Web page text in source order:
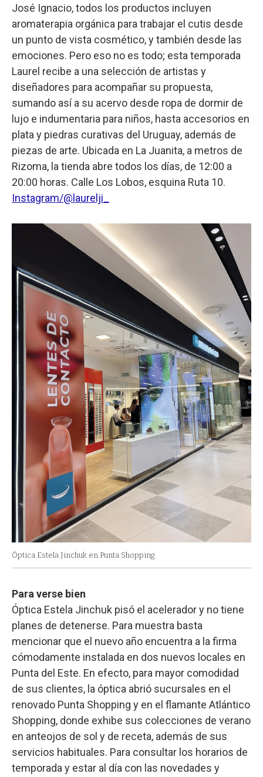
José Ignacio, todos los productos incluyen
aromaterapia orgánica para trabajar el cutis desde
un punto de vista cosmético, y también desde las
emociones. Pero eso no es todo; esta temporada
Laurel recibe a una selección de artistas y
diseñadores para acompañar su propuesta,
sumando así a su acervo desde ropa de dormir de
lujo e indumentaria para niños, hasta accesorios en
plata y piedras curativas del Uruguay, además de
piezas de arte. Ubicada en La Juanita, a metros de
Rizoma, la tienda abre todos los días, de 12:00 a
20:00 horas. Calle Los Lobos, esquina Ruta 10.
Instagram/@laurelji_
Óptica Estela Jinchuk en Punta Shopping
Para verse bien
Óptica Estela Jinchuk pisó el acelerador y no tiene
planes de detenerse. Para muestra basta
mencionar que el nuevo año encuentra a la firma
cómodamente instalada en dos nuevos locales en
Punta del Este. En efecto, para mayor comodidad
de sus clientes, la óptica abrió sucursales en el
renovado Punta Shopping y en el flamante Atlántico
Shopping, donde exhibe sus colecciones de verano
en anteojos de sol y de receta, además de sus
servicios habituales. Para consultar los horarios de
temporada y estar al día con las novedades y